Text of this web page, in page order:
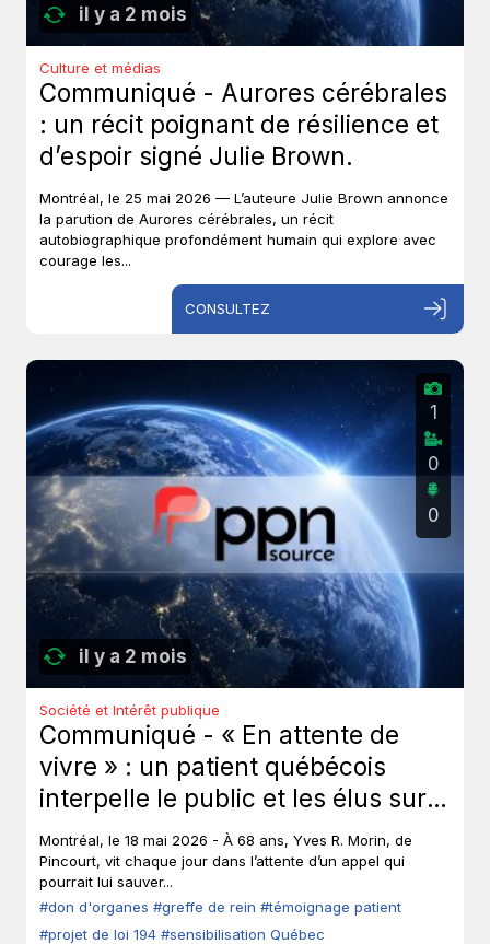
il y a 2 mois
Culture et médias
Communiqué - Aurores cérébrales
: un récit poignant de résilience et
d’espoir signé Julie Brown.
Montréal, le 25 mai 2026 — L’auteure Julie Brown annonce
la parution de Aurores cérébrales, un récit
autobiographique profondément humain qui explore avec
courage les...
CONSULTEZ
il y a 2 mois
1
0
0
Société et Intérêt publique
Communiqué - « En attente de
vivre » : un patient québécois
interpelle le public et les élus sur
le don d’organes.
Montréal, le 18 mai 2026 - À 68 ans, Yves R. Morin, de
Pincourt, vit chaque jour dans l’attente d’un appel qui
pourrait lui sauver...
#don d'organes #greffe de rein #témoignage patient
#projet de loi 194 #sensibilisation Québec